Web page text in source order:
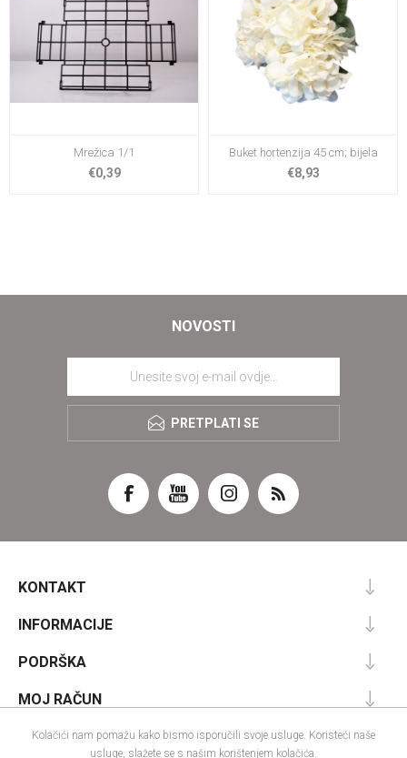
Mrežica 1/1
€0,39
Buket hortenzija 45 cm; bijela
€8,93
NOVOSTI
PRETPLATI SE
KONTAKT
INFORMACIJE
PODRŠKA
MOJ RAČUN
Kolačići nam pomažu kako bismo isporučili svoje usluge. Koristeći naše
usluge, slažete se s našim korištenjem kolačića.